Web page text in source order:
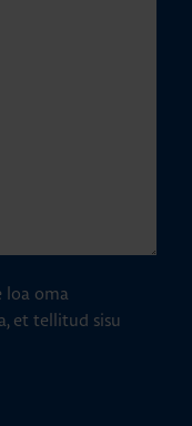
loa oma
et tellitud sisu